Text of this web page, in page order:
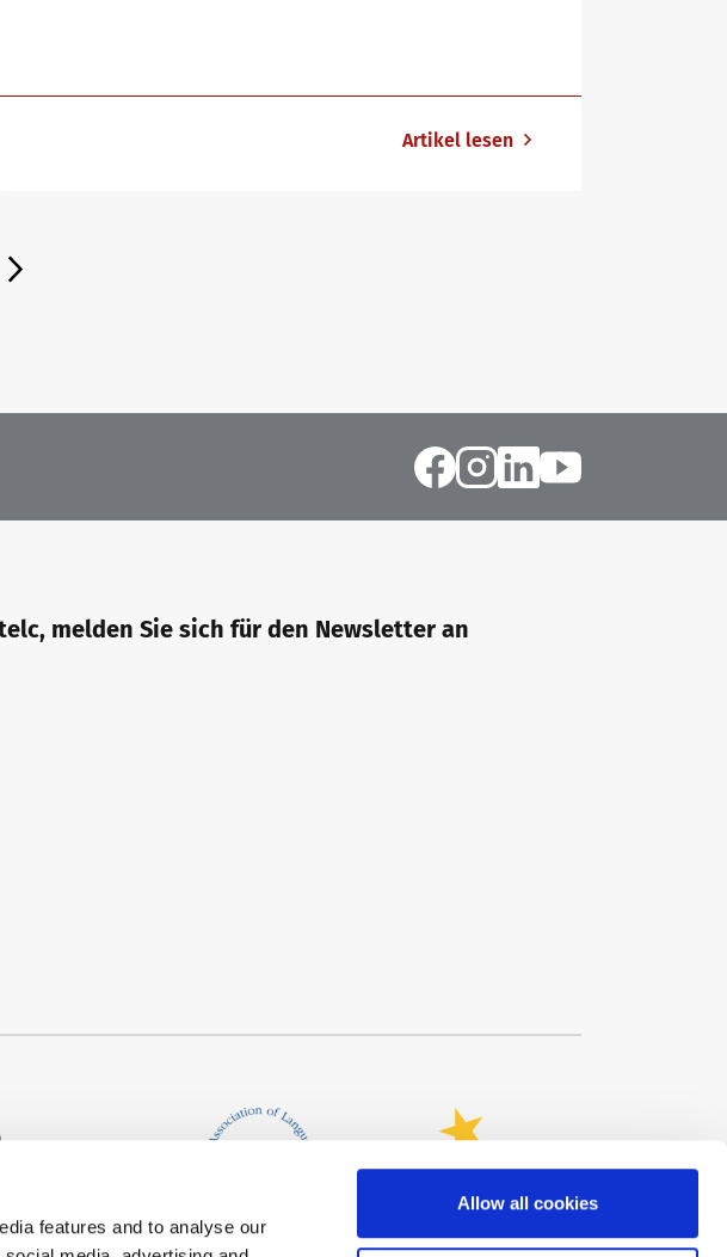
features and to analyse our
Allow all cookies
Artikel lesen
melden Sie sich für den Newsletter an